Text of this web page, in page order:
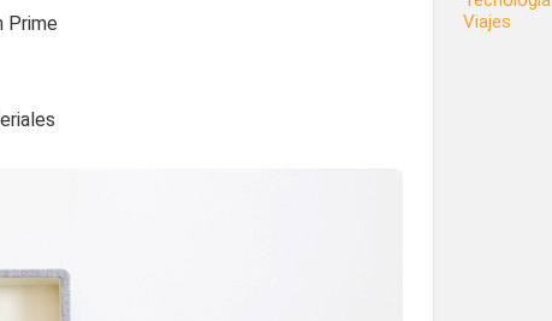
Prime
Viajes